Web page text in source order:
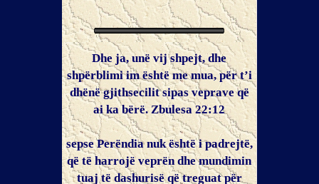
Dhe ja, unë vij shpejt, dhe
shpërblimi im është me mua, për t’i
dhënë gjithsecilit sipas veprave që
ai ka bërë. Zbulesa 22:12
sepse Perëndia nuk është i padrejtë,
që të harrojë veprën dhe mundimin
tuaj të dashurisë që treguat për